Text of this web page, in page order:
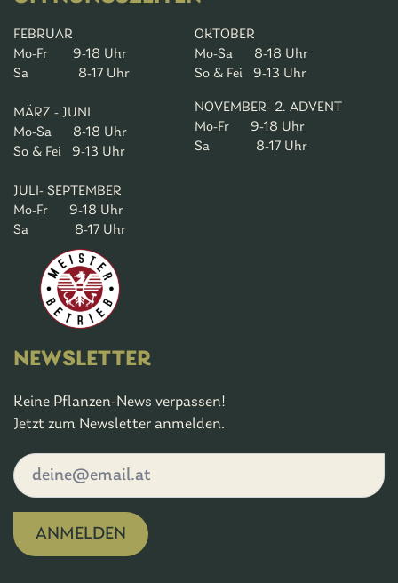
FEBRUAR
Mo-Fr 9-18 Uhr
Sa 8-17 Uhr
MÄRZ - JUNI
Mo-Sa 8-18 Uhr
So & Fei 9-13 Uhr
JULI- SEPTEMBER
Mo-Fr 9-18 Uhr
Sa 8-17 Uhr
OKTOBER
Mo-Sa 8-18 Uhr
So & Fei 9-13 Uhr
NOVEMBER- 2. ADVENT
Mo-Fr 9-18 Uhr
Sa 8-17 Uhr
NEWSLETTER
Keine Pflanzen-News verpassen!
Jetzt zum Newsletter anmelden.
ANMELDEN